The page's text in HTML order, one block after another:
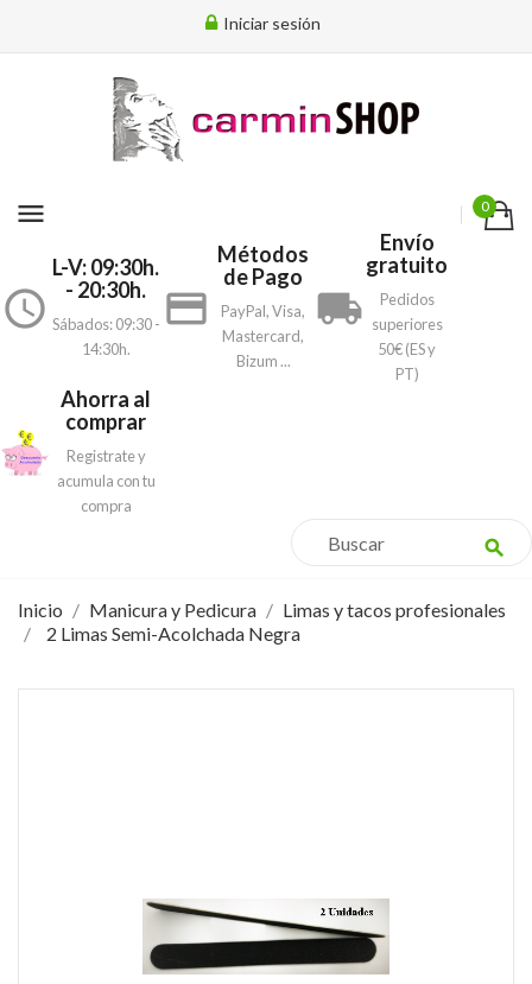
Iniciar sesión
menu 0
access_time
L-V: 09:30h.
- 20:30h.
Sábados: 09:30 -
14:30h.
payment
Métodos
de Pago
PayPal, Visa,
Mastercard,
Bizum ...
local_shipping
Envío
gratuito
Pedidos
superiores
50€ (ES y
PT)
Ahorra al
comprar
Registrate y
acumula con tu
compra
search
Inicio Manicura y Pedicura
Limas y tacos profesionales
2 Limas Semi-Acolchada Negra